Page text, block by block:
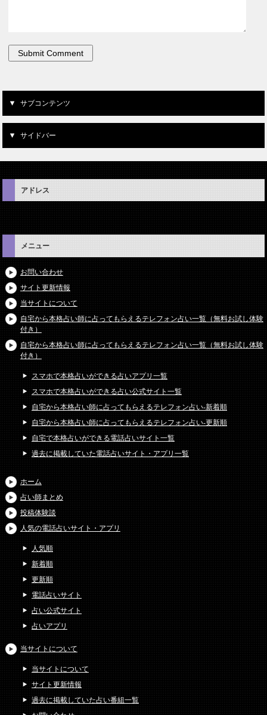
サブコンテンツ
サイドバー
アドレス
メニュー
お問い合わせ
サイト更新情報
当サイトについて
自宅から本格占い師に占ってもらえるテレフォン占い一覧（無料お試し体験
付き）
自宅から本格占い師に占ってもらえるテレフォン占い一覧（無料お試し体験
付き）
スマホで本格占いができる占いアプリ一覧
スマホで本格占いができる占い公式サイト一覧
自宅から本格占い師に占ってもらえるテレフォン占い-新着順
自宅から本格占い師に占ってもらえるテレフォン占い-更新順
自宅で本格占いができる電話占いサイト一覧
過去に掲載していた電話占いサイト・アプリ一覧
ホーム
占い師まとめ
投稿体験談
人気の電話占いサイト・アプリ
人気順
新着順
更新順
電話占いサイト
占い公式サイト
占いアプリ
当サイトについて
当サイトについて
サイト更新情報
過去に掲載していた占い番組一覧